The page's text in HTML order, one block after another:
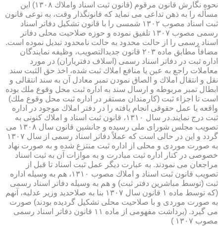
نحوه نگارش قانون مرقوم (قانون ثبت اسناد واملاك ۱۳۰۸) این
مسأله را به ذهن تداعی می نماید كه قانونگذار وقت، به نوعی قانون
ثبت اسناد مصوب ۱۳۰۲ شمسی را با قانون تشكیل دفاتر اسناد
رسمی مصوب ۱۳۰۷ تلفیق نموده و حوزه صلاحیت محلی دفاتر
اسناد رسمی را از حالت محدود به حالت نامحدود تبدیل نموده است.
مضافاً مطابق ماده ۲۰۳ قانون جدیدالتصویب، وظیفه نمایندگان
اداره ثبت در دفاتر اسناد رسمی (اسلاف دفتریاران) در مورد
معاملات راجع به عین یا منافع املاك ثبت شده، اخذ حق الثبت سند
نقل و انتقال املاك و الصاق نمودن تمبر معادل آن به سند انتقالی و
ابطال تمبر مربوطه و ارسال سند به اداره ثبت محل وقوع ملك بوده
است تا اجزاء ثبت (كارمندان مستقر در اداره ثبت محل وقوع ملك)
واقعه یا عمل حقوقی انجام یافته را در دفتر املاك موجود در اداره
ثبت درج نمایند.در سال ۱۳۱۰، قانون ثبت اسناد و املاك كنونی به
تصویب مجلس شورای ملی رسیده و جانشین قانون سال ۱۳۰۸ می
گردد و این در حالی است كه عملاً دفاتر اسناد رسمی از سال ۱۳۰۷
به صورت موردی و محلی از اداره ثبت منتزع شده و به صورت نهاد
خصوصی در كنار اداره ثبت مبادرت و به موازات آن به ثبت اسناد
مراجعان می نمودند. به عبارت دیگر عمل ثبت اسناد تا قبل از
تصویب قانون ثبت اسناد و املاك مصوب ۱۳۱۰، هم به وسیله اداره
ثبت (توسط مباشرین دفتر ثبت) و هم به وسیله دفاتر اسناد رسمی
(كه توسط ماده ۱ قانون سال ۱۳۰۷ بنا به صلاحدید وزیر عدلیه، آنهم
به صورت موردی و با صلاحیت محلی تشكیل گردیده بودند) صورت
می گیرد. (برداشت مفهومی از ماده ۱۱ قانون دفاتر اسناد رسمی
مصوب ۱۳۰۷ )